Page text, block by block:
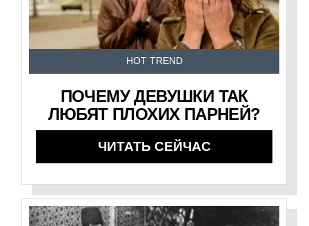
HOT TREND
ПОЧЕМУ ДЕВУШКИ ТАК
ЛЮБЯТ ПЛОХИХ ПАРНЕЙ?
ЧИТАТЬ СЕЙЧАС